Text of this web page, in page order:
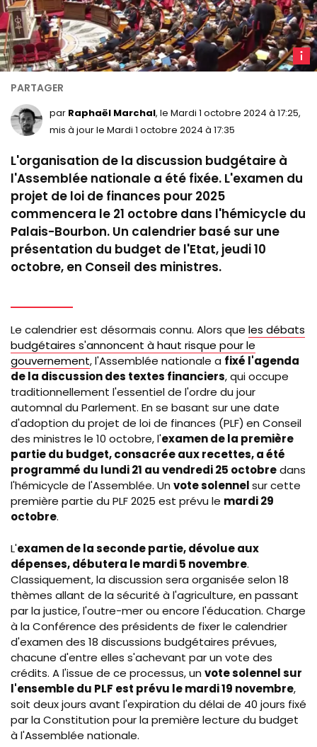
de
par Raphaël Marchal, le Mardi 1 octobre 2024 à 17:25,
mis à jour le Mardi 1 octobre 2024 à 17:35
L'organisation de la discussion budgétaire à
l'Assemblée nationale a été fixée. L'examen du
projet de loi de finances pour 2025
commencera le 21 octobre dans l'hémicycle du
Palais-Bourbon. Un calendrier basé sur une
présentation du budget de l'Etat, jeudi 10
octobre, en Conseil des ministres.
Le calendrier est désormais connu. Alors que les débats
budgétaires s'annoncent à haut risque pour le
gouvernement, l'Assemblée nationale a fixé l'agenda
de la discussion des textes financiers, qui occupe
traditionnellement l'essentiel de l'ordre du jour
automnal du Parlement. En se basant sur une date
d'adoption du projet de loi de finances (PLF) en Conseil
des ministres le 10 octobre, l'examen de la première
partie du budget, consacrée aux recettes, a été
programmé du lundi 21 au vendredi 25 octobredans
l'hémicycle de l'Assemblée. Un vote solennelsur cette
première partie du PLF 2025 est prévu le mardi 29
octobre.
L'examen de la seconde partie, dévolue aux
dépenses, débutera le mardi 5 novembre.
Classiquement, la discussion sera organisée selon 18
thèmes allant de la sécurité à l'agriculture, en passant
par la justice, l'outre-mer ou encore l'éducation. Charge
à la Conférence des présidents de fixer le calendrier
d'examen des 18 discussions budgétaires prévues,
chacune d'entre elles s'achevant par un vote des
crédits. A l'issue de ce processus, un vote solennel sur
l'ensemble du PLF est prévu le mardi 19 novembre,
soit deux jours avant l'expiration du délai de 40 jours fixé
par la Constitution pour la première lecture du budget
à l'Assemblée nationale.